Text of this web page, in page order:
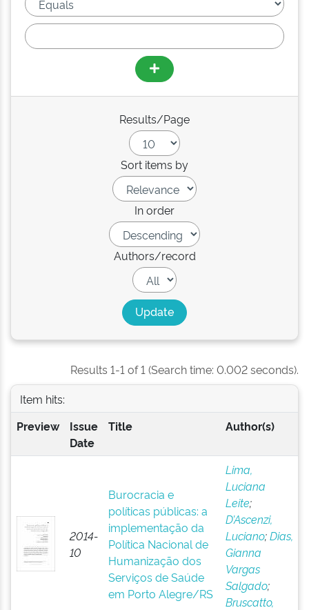
Results/Page
Sort items by
In order
Authors/record
Results 1-1 of 1 (Search time: 0.002 seconds).
Item hits:
Preview
Issue
Date
Title Author(s)
2014-
10
Burocracia e
políticas públicas: a
implementação da
Política Nacional de
Humanização dos
Serviços de Saúde
em Porto Alegre/RS
Lima,
Luciana
Leite;
D’Ascenzi,
Luciano;Dias,
Gianna
Vargas
Salgado;
Bruscatto,